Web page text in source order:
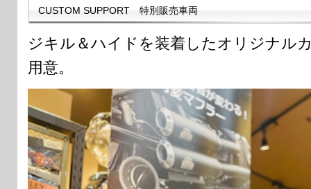
CUSTOM SUPPORT 特別販売車両
ジキル＆ハイドを装着したオリジナル
用意。